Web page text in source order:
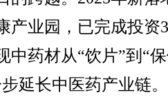
产业园，已完成投资
中药材从“饮片”到“
延长中医药产业链。